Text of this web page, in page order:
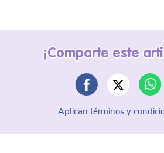
¡Comparte este
Aplican términos y